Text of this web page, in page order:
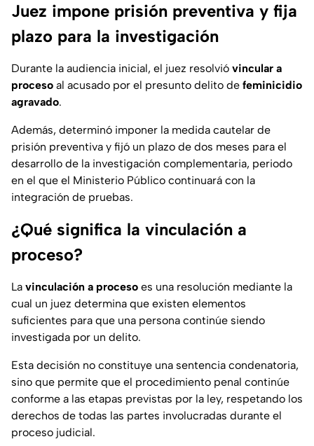
Juez impone prisión preventiva y fija
plazo para la investigación
Durante la audiencia inicial, el juez resolvió vincular a
proceso al acusado por el presunto delito de feminicidio
agravado.
Además, determinó imponer la medida cautelar de
prisión preventiva y fijó un plazo de dos meses para el
desarrollo de la investigación complementaria, periodo
en el que el Ministerio Público continuará con la
integración de pruebas.
¿Qué significa la vinculación a
proceso?
La vinculación a proceso es una resolución mediante la
cual un juez determina que existen elementos
suficientes para que una persona continúe siendo
investigada por un delito.
Esta decisión no constituye una sentencia condenatoria,
sino que permite que el procedimiento penal continúe
conforme a las etapas previstas por la ley, respetando los
derechos de todas las partes involucradas durante el
proceso judicial.